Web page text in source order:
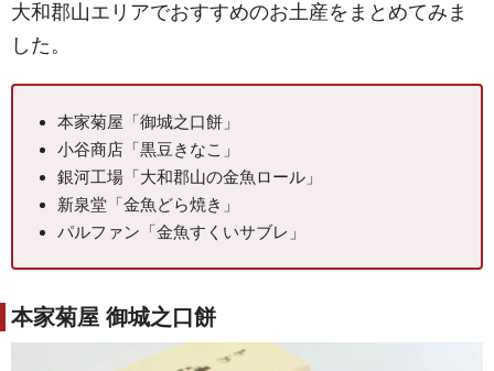
大和郡山エリアでおすすめのお土産をまとめてみま
した。
本家菊屋「御城之口餅」
小谷商店「黒豆きなこ」
銀河工場「大和郡山の金魚ロール」
新泉堂「金魚どら焼き」
パルファン「金魚すくいサブレ」
本家菊屋 御城之口餅